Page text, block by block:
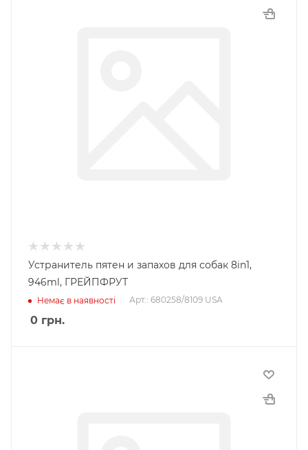
Устранитель пятен и запахов для собак 8in1,
946ml, ГРЕЙПФРУТ
Немає в наявності Арт.: 680258/8109 USA
0 грн.